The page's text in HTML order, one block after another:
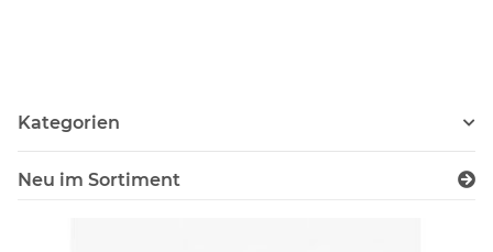
Kategorien
Neu im Sortiment